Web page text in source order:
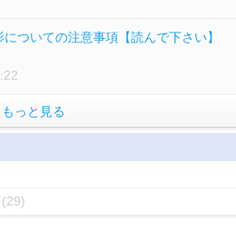
についての注意事項【読んで下さい】
もっと見る
(29)